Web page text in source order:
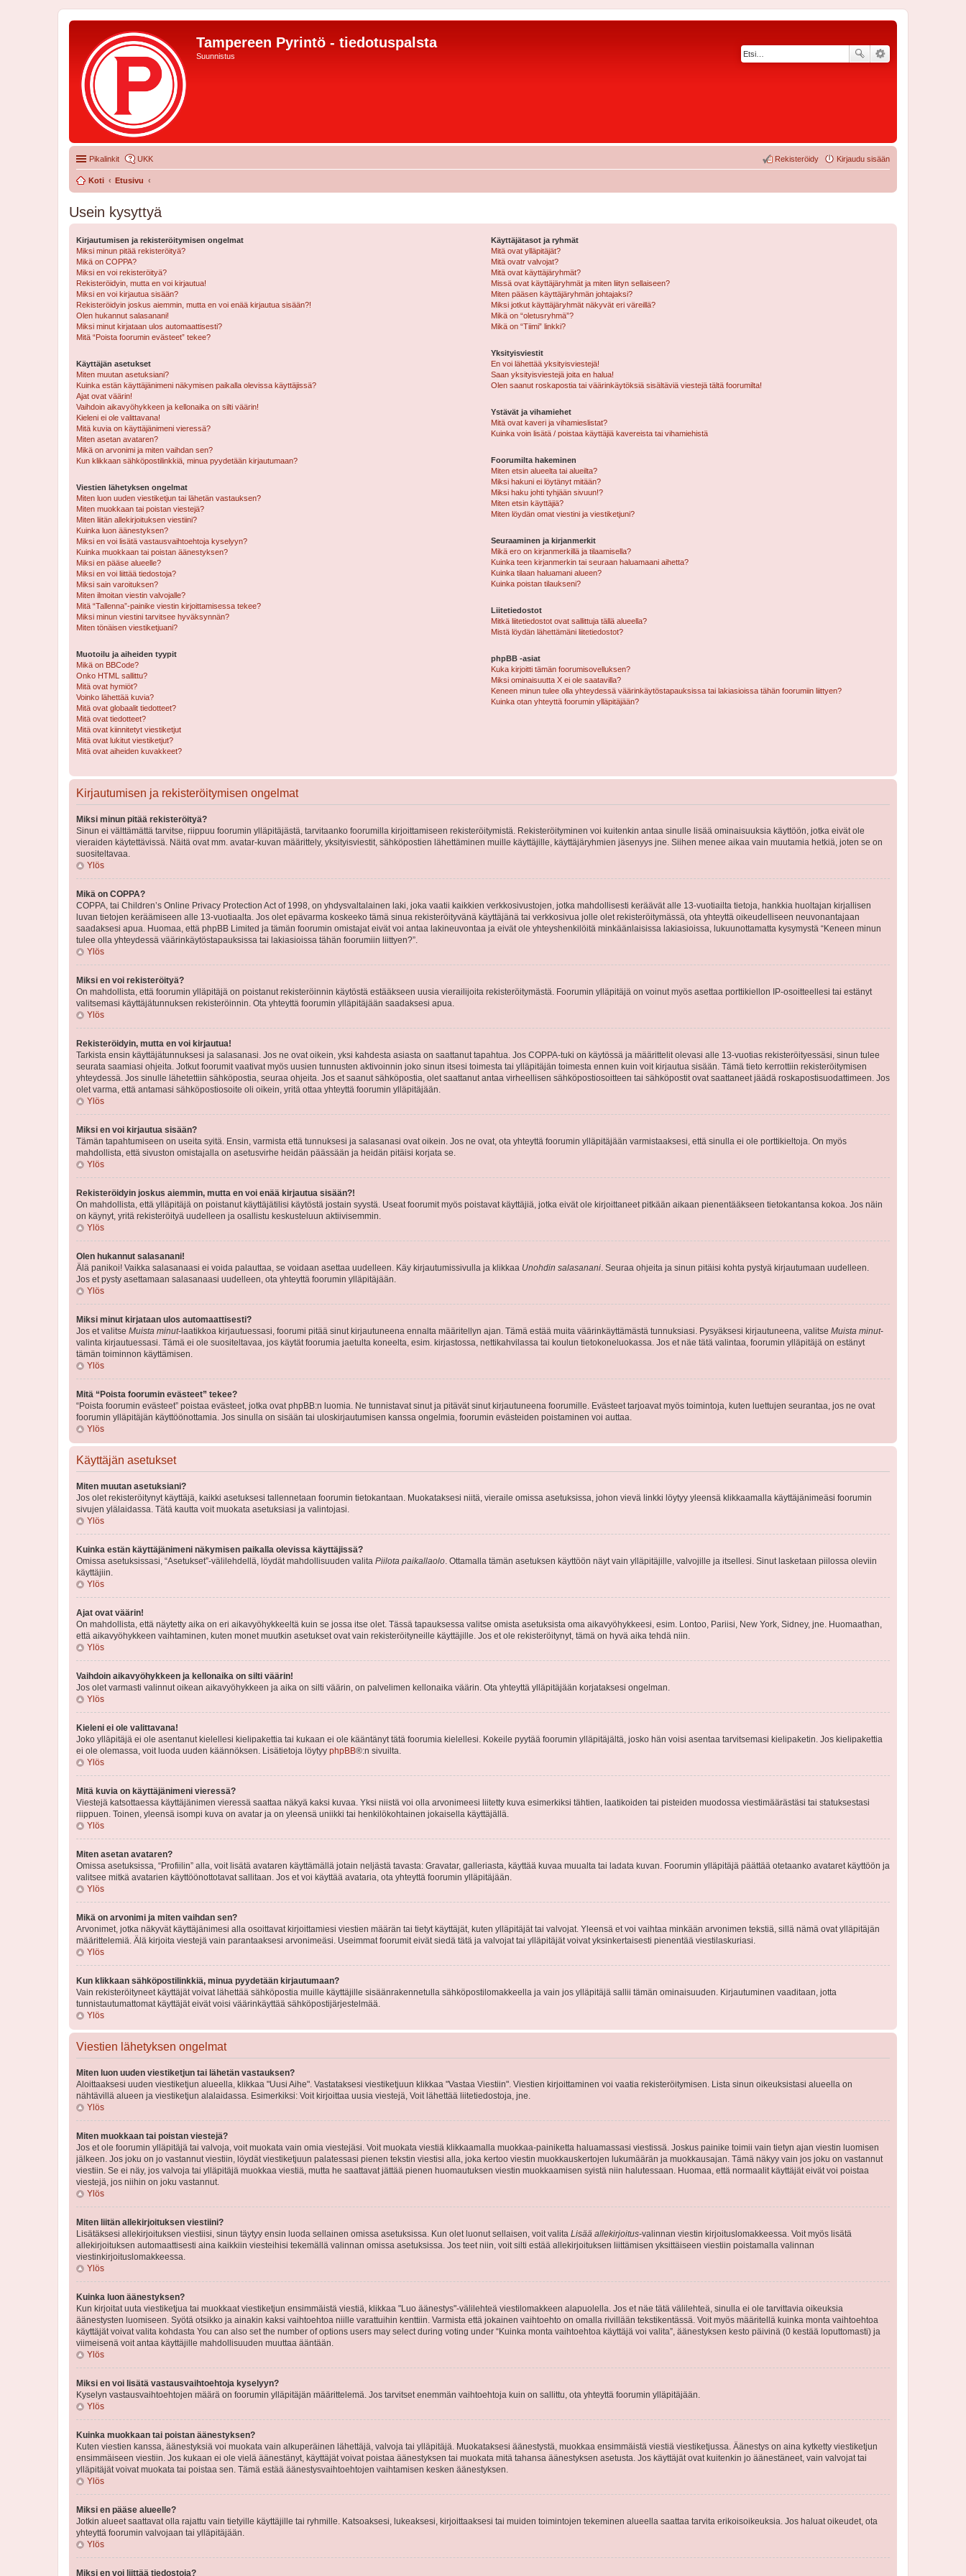
Tampereen Pyrintö - tiedotuspalsta
Suunnistus
Pikalinkit UKK Kirjaudu sisään
Rekisteröidy
Koti Etusivu
Usein kysyttyä
Kirjautumisen ja rekisteröitymisen ongelmat
Miksi minun pitää rekisteröityä?
Mikä on COPPA?
Miksi en voi rekisteröityä?
Rekisteröidyin, mutta en voi kirjautua!
Miksi en voi kirjautua sisään?
Rekisteröidyin joskus aiemmin, mutta en voi enää kirjautua sisään?!
Olen hukannut salasanani!
Miksi minut kirjataan ulos automaattisesti?
Mitä “Poista foorumin evästeet” tekee?
Käyttäjän asetukset
Miten muutan asetuksiani?
Kuinka estän käyttäjänimeni näkymisen paikalla olevissa käyttäjissä?
Ajat ovat väärin!
Vaihdoin aikavyöhykkeen ja kellonaika on silti väärin!
Kieleni ei ole valittavana!
Mitä kuvia on käyttäjänimeni vieressä?
Miten asetan avataren?
Mikä on arvonimi ja miten vaihdan sen?
Kun klikkaan sähköpostilinkkiä, minua pyydetään kirjautumaan?
Viestien lähetyksen ongelmat
Miten luon uuden viestiketjun tai lähetän vastauksen?
Miten muokkaan tai poistan viestejä?
Miten liitän allekirjoituksen viestiini?
Kuinka luon äänestyksen?
Miksi en voi lisätä vastausvaihtoehtoja kyselyyn?
Kuinka muokkaan tai poistan äänestyksen?
Miksi en pääse alueelle?
Miksi en voi liittää tiedostoja?
Miksi sain varoituksen?
Miten ilmoitan viestin valvojalle?
Mitä “Tallenna”-painike viestin kirjoittamisessa tekee?
Miksi minun viestini tarvitsee hyväksynnän?
Miten tönäisen viestiketjuani?
Muotoilu ja aiheiden tyypit
Mikä on BBCode?
Onko HTML sallittu?
Mitä ovat hymiöt?
Voinko lähettää kuvia?
Mitä ovat globaalit tiedotteet?
Mitä ovat tiedotteet?
Mitä ovat kiinnitetyt viestiketjut
Mitä ovat lukitut viestiketjut?
Mitä ovat aiheiden kuvakkeet?
Käyttäjätasot ja ryhmät
Mitä ovat ylläpitäjät?
Mitä ovatr valvojat?
Mitä ovat käyttäjäryhmät?
Missä ovat käyttäjäryhmät ja miten liityn sellaiseen?
Miten pääsen käyttäjäryhmän johtajaksi?
Miksi jotkut käyttäjäryhmät näkyvät eri väreillä?
Mikä on “oletusryhmä”?
Mikä on “Tiimi” linkki?
Yksityisviestit
En voi lähettää yksityisviestejä!
Saan yksityisviestejä joita en halua!
Olen saanut roskapostia tai väärinkäytöksiä sisältäviä viestejä tältä foorumilta!
Ystävät ja vihamiehet
Mitä ovat kaveri ja vihamieslistat?
Kuinka voin lisätä / poistaa käyttäjiä kavereista tai vihamiehistä
Foorumilta hakeminen
Miten etsin alueelta tai alueilta?
Miksi hakuni ei löytänyt mitään?
Miksi haku johti tyhjään sivuun!?
Miten etsin käyttäjiä?
Miten löydän omat viestini ja viestiketjuni?
Seuraaminen ja kirjanmerkit
Mikä ero on kirjanmerkillä ja tilaamisella?
Kuinka teen kirjanmerkin tai seuraan haluamaani aihetta?
Kuinka tilaan haluamani alueen?
Kuinka poistan tilaukseni?
Liitetiedostot
Mitkä liitetiedostot ovat sallittuja tällä alueella?
Mistä löydän lähettämäni liitetiedostot?
phpBB -asiat
Kuka kirjoitti tämän foorumisovelluksen?
Miksi ominaisuutta X ei ole saatavilla?
Keneen minun tulee olla yhteydessä väärinkäytöstapauksissa tai lakiasioissa tähän foorumiin liittyen?
Kuinka otan yhteyttä foorumin ylläpitäjään?
Kirjautumisen ja rekisteröitymisen ongelmat
Miksi minun pitää rekisteröityä?
Sinun ei välttämättä tarvitse, riippuu foorumin ylläpitäjästä, tarvitaanko foorumilla kirjoittamiseen rekisteröitymistä. Rekisteröityminen voi kuitenkin antaa sinulle lisää ominaisuuksia käyttöön, jotka eivät ole
vieraiden käytettävissä. Näitä ovat mm. avatar-kuvan määrittely, yksityisviestit, sähköpostien lähettäminen muille käyttäjille, käyttäjäryhmien jäsenyys jne. Siihen menee aikaa vain muutamia hetkiä, joten se on
suositeltavaa.
Ylös
Mikä on COPPA?
COPPA, tai Children’s Online Privacy Protection Act of 1998, on yhdysvaltalainen laki, joka vaatii kaikkien verkkosivustojen, jotka mahdollisesti keräävät alle 13-vuotiailta tietoja, hankkia huoltajan kirjallisen
luvan tietojen keräämiseen alle 13-vuotiaalta. Jos olet epävarma koskeeko tämä sinua rekisteröityvänä käyttäjänä tai verkkosivua jolle olet rekisteröitymässä, ota yhteyttä oikeudelliseen neuvonantajaan
saadaksesi apua. Huomaa, että phpBB Limited ja tämän foorumin omistajat eivät voi antaa lakineuvontaa ja eivät ole yhteyshenkilöitä minkäänlaisissa lakiasioissa, lukuunottamatta kysymystä “Keneen minun
tulee olla yhteydessä väärinkäytöstapauksissa tai lakiasioissa tähän foorumiin liittyen?”.
Ylös
Miksi en voi rekisteröityä?
On mahdollista, että foorumin ylläpitäjä on poistanut rekisteröinnin käytöstä estääkseen uusia vierailijoita rekisteröitymästä. Foorumin ylläpitäjä on voinut myös asettaa porttikiellon IP-osoitteellesi tai estänyt
valitsemasi käyttäjätunnuksen rekisteröinnin. Ota yhteyttä foorumin ylläpitäjään saadaksesi apua.
Ylös
Rekisteröidyin, mutta en voi kirjautua!
Tarkista ensin käyttäjätunnuksesi ja salasanasi. Jos ne ovat oikein, yksi kahdesta asiasta on saattanut tapahtua. Jos COPPA-tuki on käytössä ja määrittelit olevasi alle 13-vuotias rekisteröityessäsi, sinun tulee
seurata saamiasi ohjeita. Jotkut foorumit vaativat myös uusien tunnusten aktivoinnin joko sinun itsesi toimesta tai ylläpitäjän toimesta ennen kuin voit kirjautua sisään. Tämä tieto kerrottiin rekisteröitymisen
yhteydessä. Jos sinulle lähetettiin sähköpostia, seuraa ohjeita. Jos et saanut sähköpostia, olet saattanut antaa virheellisen sähköpostiosoitteen tai sähköpostit ovat saattaneet jäädä roskapostisuodattimeen. Jos
olet varma, että antamasi sähköpostiosoite oli oikein, yritä ottaa yhteyttä foorumin ylläpitäjään.
Ylös
Miksi en voi kirjautua sisään?
Tämän tapahtumiseen on useita syitä. Ensin, varmista että tunnuksesi ja salasanasi ovat oikein. Jos ne ovat, ota yhteyttä foorumin ylläpitäjään varmistaaksesi, että sinulla ei ole porttikieltoja. On myös
mahdollista, että sivuston omistajalla on asetusvirhe heidän päässään ja heidän pitäisi korjata se.
Ylös
Rekisteröidyin joskus aiemmin, mutta en voi enää kirjautua sisään?!
On mahdollista, että ylläpitäjä on poistanut käyttäjätilisi käytöstä jostain syystä. Useat foorumit myös poistavat käyttäjiä, jotka eivät ole kirjoittaneet pitkään aikaan pienentääkseen tietokantansa kokoa. Jos näin
on käynyt, yritä rekisteröityä uudelleen ja osallistu keskusteluun aktiivisemmin.
Ylös
Olen hukannut salasanani!
Älä panikoi! Vaikka salasanaasi ei voida palauttaa, se voidaan asettaa uudelleen. Käy kirjautumissivulla ja klikkaa Unohdin salasanani. Seuraa ohjeita ja sinun pitäisi kohta pystyä kirjautumaan uudelleen.
Jos et pysty asettamaan salasanaasi uudelleen, ota yhteyttä foorumin ylläpitäjään.
Ylös
Miksi minut kirjataan ulos automaattisesti?
Jos et valitse Muista minut-laatikkoa kirjautuessasi, foorumi pitää sinut kirjautuneena ennalta määritellyn ajan. Tämä estää muita väärinkäyttämästä tunnuksiasi. Pysyäksesi kirjautuneena, valitse Muista minut-
valinta kirjautuessasi. Tämä ei ole suositeltavaa, jos käytät foorumia jaetulta koneelta, esim. kirjastossa, nettikahvilassa tai koulun tietokoneluokassa. Jos et näe tätä valintaa, foorumin ylläpitäjä on estänyt
tämän toiminnon käyttämisen.
Ylös
Mitä “Poista foorumin evästeet” tekee?
“Poista foorumin evästeet” poistaa evästeet, jotka ovat phpBB:n luomia. Ne tunnistavat sinut ja pitävät sinut kirjautuneena foorumille. Evästeet tarjoavat myös toimintoja, kuten luettujen seurantaa, jos ne ovat
foorumin ylläpitäjän käyttöönottamia. Jos sinulla on sisään tai uloskirjautumisen kanssa ongelmia, foorumin evästeiden poistaminen voi auttaa.
Ylös
Käyttäjän asetukset
Miten muutan asetuksiani?
Jos olet rekisteröitynyt käyttäjä, kaikki asetuksesi tallennetaan foorumin tietokantaan. Muokataksesi niitä, vieraile omissa asetuksissa, johon vievä linkki löytyy yleensä klikkaamalla käyttäjänimeäsi foorumin
sivujen ylälaidassa. Tätä kautta voit muokata asetuksiasi ja valintojasi.
Ylös
Kuinka estän käyttäjänimeni näkymisen paikalla olevissa käyttäjissä?
Omissa asetuksissasi, “Asetukset”-välilehdellä, löydät mahdollisuuden valita Piilota paikallaolo. Ottamalla tämän asetuksen käyttöön näyt vain ylläpitäjille, valvojille ja itsellesi. Sinut lasketaan piilossa oleviin
käyttäjiin.
Ylös
Ajat ovat väärin!
On mahdollista, että näytetty aika on eri aikavyöhykkeeltä kuin se jossa itse olet. Tässä tapauksessa valitse omista asetuksista oma aikavyöhykkeesi, esim. Lontoo, Pariisi, New York, Sidney, jne. Huomaathan,
että aikavyöhykkeen vaihtaminen, kuten monet muutkin asetukset ovat vain rekisteröityneille käyttäjille. Jos et ole rekisteröitynyt, tämä on hyvä aika tehdä niin.
Ylös
Vaihdoin aikavyöhykkeen ja kellonaika on silti väärin!
Jos olet varmasti valinnut oikean aikavyöhykkeen ja aika on silti väärin, on palvelimen kellonaika väärin. Ota yhteyttä ylläpitäjään korjataksesi ongelman.
Ylös
Kieleni ei ole valittavana!
Joko ylläpitäjä ei ole asentanut kielellesi kielipakettia tai kukaan ei ole kääntänyt tätä foorumia kielellesi. Kokeile pyytää foorumin ylläpitäjältä, josko hän voisi asentaa tarvitsemasi kielipaketin. Jos kielipakettia
ei ole olemassa, voit luoda uuden käännöksen. Lisätietoja löytyy phpBB®:n sivuilta.
Ylös
Mitä kuvia on käyttäjänimeni vieressä?
Viestejä katsottaessa käyttäjänimen vieressä saattaa näkyä kaksi kuvaa. Yksi niistä voi olla arvonimeesi liitetty kuva esimerkiksi tähtien, laatikoiden tai pisteiden muodossa viestimäärästäsi tai statuksestasi
riippuen. Toinen, yleensä isompi kuva on avatar ja on yleensä uniikki tai henkilökohtainen jokaisella käyttäjällä.
Ylös
Miten asetan avataren?
Omissa asetuksissa, “Profiilin” alla, voit lisätä avataren käyttämällä jotain neljästä tavasta: Gravatar, galleriasta, käyttää kuvaa muualta tai ladata kuvan. Foorumin ylläpitäjä päättää otetaanko avataret käyttöön ja
valitsee mitkä avatarien käyttöönottotavat sallitaan. Jos et voi käyttää avataria, ota yhteyttä foorumin ylläpitäjään.
Ylös
Mikä on arvonimi ja miten vaihdan sen?
Arvonimet, jotka näkyvät käyttäjänimesi alla osoittavat kirjoittamiesi viestien määrän tai tietyt käyttäjät, kuten ylläpitäjät tai valvojat. Yleensä et voi vaihtaa minkään arvonimen tekstiä, sillä nämä ovat ylläpitäjän
määrittelemiä. Älä kirjoita viestejä vain parantaaksesi arvonimeäsi. Useimmat foorumit eivät siedä tätä ja valvojat tai ylläpitäjät voivat yksinkertaisesti pienentää viestilaskuriasi.
Ylös
Kun klikkaan sähköpostilinkkiä, minua pyydetään kirjautumaan?
Vain rekisteröityneet käyttäjät voivat lähettää sähköpostia muille käyttäjille sisäänrakennetulla sähköpostilomakkeella ja vain jos ylläpitäjä sallii tämän ominaisuuden. Kirjautuminen vaaditaan, jotta
tunnistautumattomat käyttäjät eivät voisi väärinkäyttää sähköpostijärjestelmää.
Ylös
Viestien lähetyksen ongelmat
Miten luon uuden viestiketjun tai lähetän vastauksen?
Aloittaaksesi uuden viestiketjun alueella, klikkaa "Uusi Aihe". Vastataksesi viestiketjuun klikkaa "Vastaa Viestiin". Viestien kirjoittaminen voi vaatia rekisteröitymisen. Lista sinun oikeuksistasi alueella on
nähtävillä alueen ja viestiketjun alalaidassa. Esimerkiksi: Voit kirjoittaa uusia viestejä, Voit lähettää liitetiedostoja, jne.
Ylös
Miten muokkaan tai poistan viestejä?
Jos et ole foorumin ylläpitäjä tai valvoja, voit muokata vain omia viestejäsi. Voit muokata viestiä klikkaamalla muokkaa-painiketta haluamassasi viestissä. Joskus painike toimii vain tietyn ajan viestin luomisen
jälkeen. Jos joku on jo vastannut viestiin, löydät viestiketjuun palatessasi pienen tekstin viestisi alla, joka kertoo viestin muokkauskertojen lukumäärän ja muokkausajan. Tämä näkyy vain jos joku on vastannut
viestiin. Se ei näy, jos valvoja tai ylläpitäjä muokkaa viestiä, mutta he saattavat jättää pienen huomautuksen viestin muokkaamisen syistä niin halutessaan. Huomaa, että normaalit käyttäjät eivät voi poistaa
viestejä, jos niihin on joku vastannut.
Ylös
Miten liitän allekirjoituksen viestiini?
Lisätäksesi allekirjoituksen viestiisi, sinun täytyy ensin luoda sellainen omissa asetuksissa. Kun olet luonut sellaisen, voit valita Lisää allekirjoitus-valinnan viestin kirjoituslomakkeessa. Voit myös lisätä
allekirjoituksen automaattisesti aina kaikkiin viesteihisi tekemällä valinnan omissa asetuksissa. Jos teet niin, voit silti estää allekirjoituksen liittämisen yksittäiseen viestiin poistamalla valinnan
viestinkirjoituslomakkeessa.
Ylös
Kuinka luon äänestyksen?
Kun kirjoitat uuta viestiketjua tai muokkaat viestiketjun ensimmäistä viestiä, klikkaa "Luo äänestys"-välilehteä viestilomakkeen alapuolella. Jos et näe tätä välilehteä, sinulla ei ole tarvittavia oikeuksia
äänestysten luomiseen. Syötä otsikko ja ainakin kaksi vaihtoehtoa niille varattuihin kenttiin. Varmista että jokainen vaihtoehto on omalla rivillään tekstikentässä. Voit myös määritellä kuinka monta vaihtoehtoa
käyttäjät voivat valita kohdasta You can also set the number of options users may select during voting under “Kuinka monta vaihtoehtoa käyttäjä voi valita”, äänestyksen kesto päivinä (0 kestää loputtomasti) ja
viimeisenä voit antaa käyttäjille mahdollisuuden muuttaa ääntään.
Ylös
Miksi en voi lisätä vastausvaihtoehtoja kyselyyn?
Kyselyn vastausvaihtoehtojen määrä on foorumin ylläpitäjän määrittelemä. Jos tarvitset enemmän vaihtoehtoja kuin on sallittu, ota yhteyttä foorumin ylläpitäjään.
Ylös
Kuinka muokkaan tai poistan äänestyksen?
Kuten viestien kanssa, äänestyksiä voi muokata vain alkuperäinen lähettäjä, valvoja tai ylläpitäjä. Muokataksesi äänestystä, muokkaa ensimmäistä viestiä viestiketjussa. Äänestys on aina kytketty viestiketjun
ensimmäiseen viestiin. Jos kukaan ei ole vielä äänestänyt, käyttäjät voivat poistaa äänestyksen tai muokata mitä tahansa äänestyksen asetusta. Jos käyttäjät ovat kuitenkin jo äänestäneet, vain valvojat tai
ylläpitäjät voivat muokata tai poistaa sen. Tämä estää äänestysvaihtoehtojen vaihtamisen kesken äänestyksen.
Ylös
Miksi en pääse alueelle?
Jotkin alueet saattavat olla rajattu vain tietyille käyttäjille tai ryhmille. Katsoaksesi, lukeaksesi, kirjoittaaksesi tai muiden toimintojen tekeminen alueella saattaa tarvita erikoisoikeuksia. Jos haluat oikeudet, ota
yhteyttä foorumin valvojaan tai ylläpitäjään.
Ylös
Miksi en voi liittää tiedostoja?